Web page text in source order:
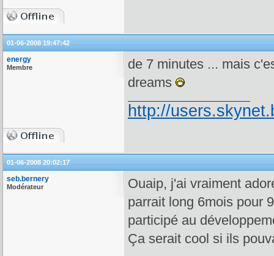
01-06-2008 19:47:42
energy
Membre
de 7 minutes ... mais
dreams
http://
01-06-2008 20:02:17
seb.bernery
Modérateur
Ouaip, j'ai vraiment
parrait long 6mois pour
participé au
Ça serait cool si ils